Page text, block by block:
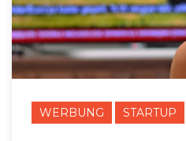
WERBUNG STARTUP